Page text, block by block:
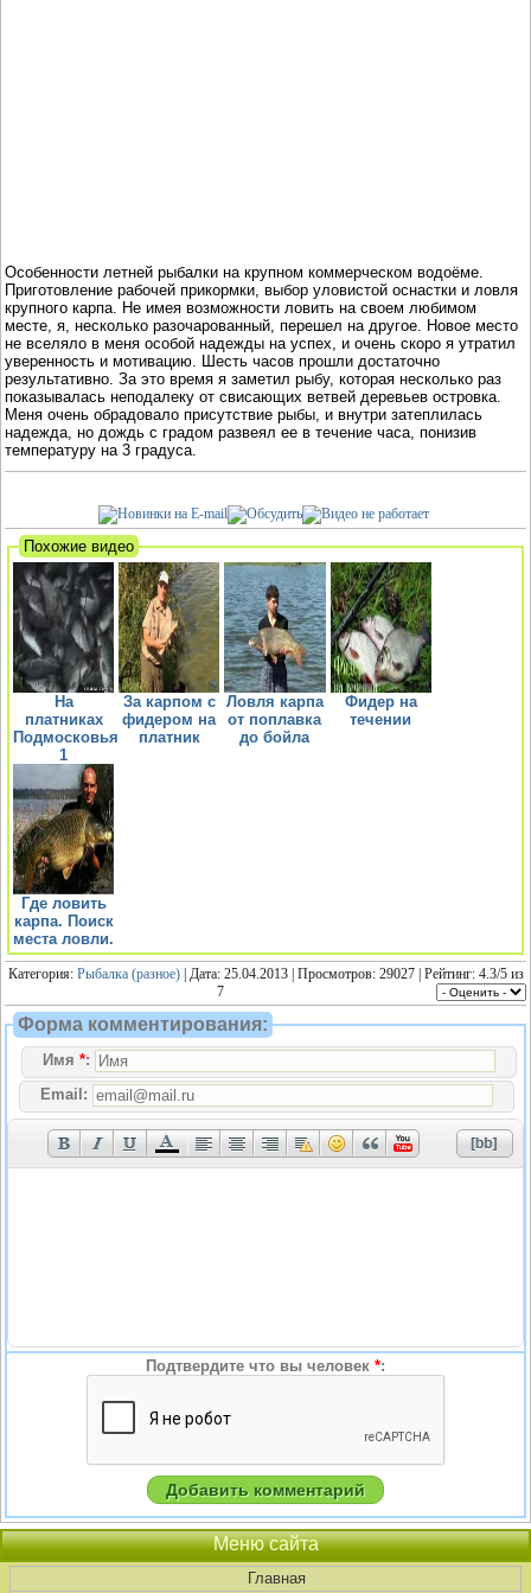
Особенности летней рыбалки на крупном коммерческом водоёме.
Приготовление рабочей прикормки, выбор уловистой оснастки и ловля
крупного карпа. Не имея возможности ловить на своем любимом
месте, я, несколько разочарованный, перешел на другое. Новое место
не вселяло в меня особой надежды на успех, и очень скоро я утратил
уверенность и мотивацию. Шесть часов прошли достаточно
результативно. За это время я заметил рыбу, которая несколько раз
показывалась неподалеку от свисающих ветвей деревьев островка.
Меня очень обрадовало присутствие рыбы, и внутри затеплилась
надежда, но дождь с градом развеял ее в течение часа, понизив
температуру на 3 градуса.
Похожие видео
На
платниках
Подмосковья
1
За карпом с
фидером на
платник
Ловля карпа
от поплавка
до бойла
Фидер на
течении
Где ловить
карпа. Поиск
места ловли.
Категория: Рыбалка (разное)| Дата: 25.04.2013 | Просмотров: 29027 | Рейтинг: 4.3/5из
7
Форма комментирования:
Имя *:
Email:
Подтвердите что вы человек *:
Меню сайта
Главная